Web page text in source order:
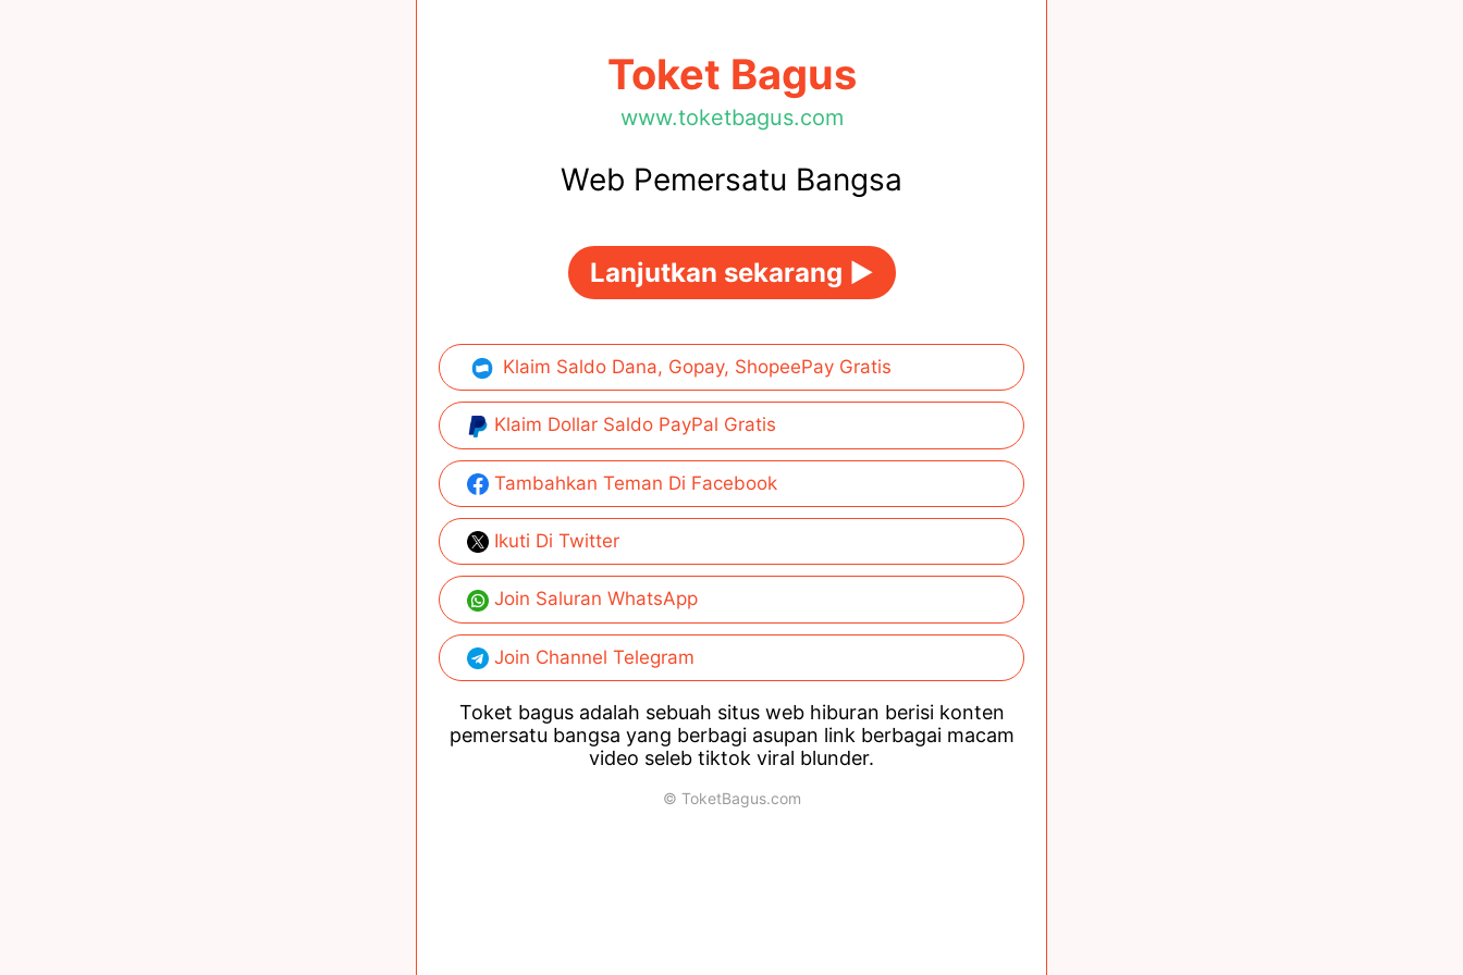
Toket Bagus
www.toketbagus.com
Web Pemersatu Bangsa
Lanjutkan sekarang ►
Klaim Saldo Dana, Gopay, ShopeePay Gratis
Klaim Dollar Saldo PayPal Gratis
Tambahkan Teman Di Facebook
Ikuti Di Twitter
Join Saluran WhatsApp
Join Channel Telegram
Toket bagus adalah sebuah situs web hiburan berisi konten
pemersatu bangsa yang berbagi asupan link berbagai macam
video seleb tiktok viral blunder.
© ToketBagus.com